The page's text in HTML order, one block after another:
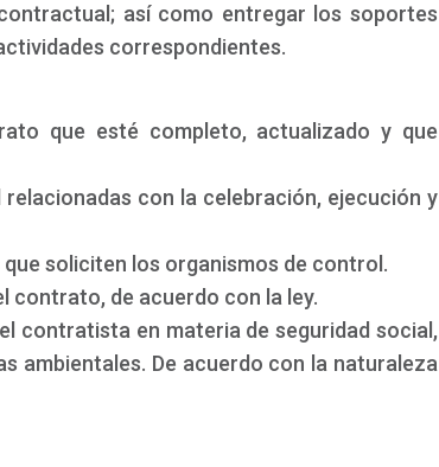
así como entregar los soportes
correspondientes.
que esté completo, actualizado y que
con la celebración, ejecución y
soliciten los organismos de control.
contrato, de acuerdo con la ley.
contratista en materia de seguridad social,
ambientales. De acuerdo con la naturaleza